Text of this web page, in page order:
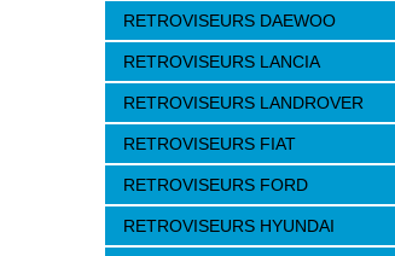
RETROVISEURS DAEWOO
RETROVISEURS LANCIA
RETROVISEURS LANDROVER
RETROVISEURS FIAT
RETROVISEURS FORD
RETROVISEURS HYUNDAI